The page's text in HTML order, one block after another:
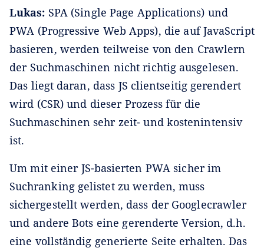
Lukas: SPA (Single Page Applications) und
PWA (Progressive Web Apps), die auf JavaScript
basieren, werden teilweise von den Crawlern
der Suchmaschinen nicht richtig ausgelesen.
Das liegt daran, dass JS clientseitig gerendert
wird (CSR) und dieser Prozess für die
Suchmaschinen sehr zeit- und kostenintensiv
ist.
Um mit einer JS-basierten PWA sicher im
Suchranking gelistet zu werden, muss
sichergestellt werden, dass der Googlecrawler
und andere Bots eine gerenderte Version, d.h.
eine vollständig generierte Seite erhalten. Das